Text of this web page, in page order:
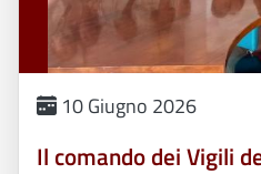
10 Giugno 2026
Il comando dei Vigili